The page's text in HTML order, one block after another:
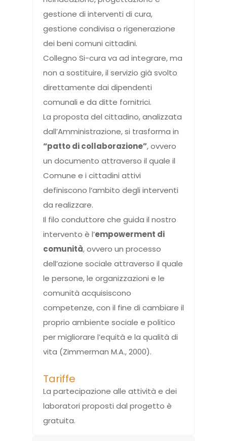
gestione di interventi di cura,
gestione condivisa o rigenerazione
dei beni comuni cittadini.
Collegno Si-cura va ad integrare, ma
non a sostituire, il servizio già svolto
direttamente dai dipendenti
comunali e da ditte fornitrici.
La proposta del cittadino, analizzata
dall’Amministrazione, si trasforma in
“patto di collaborazione”, ovvero
un documento attraverso il quale il
Comune e i cittadini attivi
definiscono l’ambito degli interventi
da realizzare.
Il filo conduttore che guida il nostro
intervento è l’empowerment di
comunità, ovvero un processo
dell’azione sociale attraverso il quale
le persone, le organizzazioni e le
comunità acquisiscono
competenze, con il fine di cambiare il
proprio ambiente sociale e politico
per migliorare l’equità e la qualità di
vita (Zimmerman M.A., 2000).
Tariffe
La partecipazione alle attività e dei
laboratori proposti dal progetto è
gratuita.